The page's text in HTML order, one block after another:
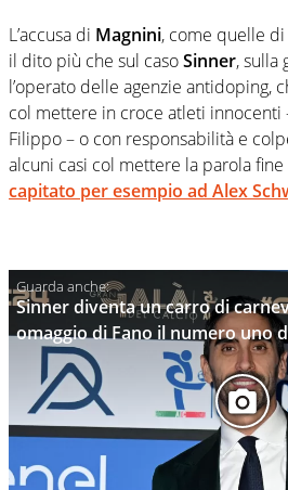
L’accusa di Magnini, come quelle
il dito più che sul casoSinner, sulla
l’operato delle agenzie antidoping,
col mettere in croce atleti innocenti
Filippo – o con responsabilità e
alcuni casi col mettere la parola
capitato per esempio ad Alex
Sinner diventa un carro di
omaggio di Fano il numero uno